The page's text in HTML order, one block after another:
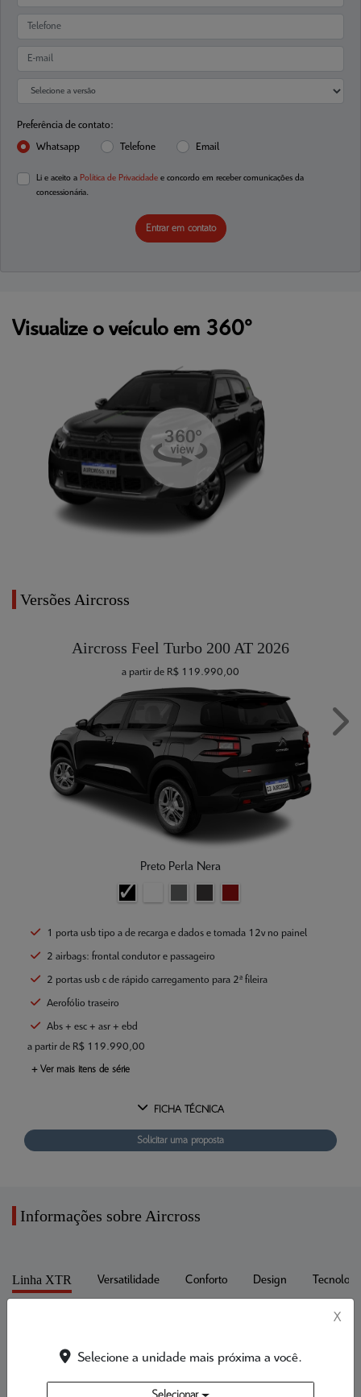
Preferência de contato:
Whatsapp
Telefone Email
Li e aceito a Política de Privacidade e concordo em receber comunicações da
concessionária.
Entrar em contato
Visualize o veículo em 360°
Versões Aircross
Aircross Feel Turbo 200 AT 2026
a partir de R$ 119.990,00
Preto Perla Nera
1 porta usb tipo a de recarga e dados e tomada 12v no painel
2 airbags: frontal condutor e passageiro
2 portas usb c de rápido carregamento para 2ª fileira
Aerofólio traseiro
Abs + esc + asr + ebd
a partir de R$ 119.990,00
+ Ver mais itens de série
FICHA TÉCNICA
Solicitar uma proposta
Next
Informações sobre Aircross
Linha XTR Versatilidade Conforto Design
X
Selecione a unidade mais próxima a você.